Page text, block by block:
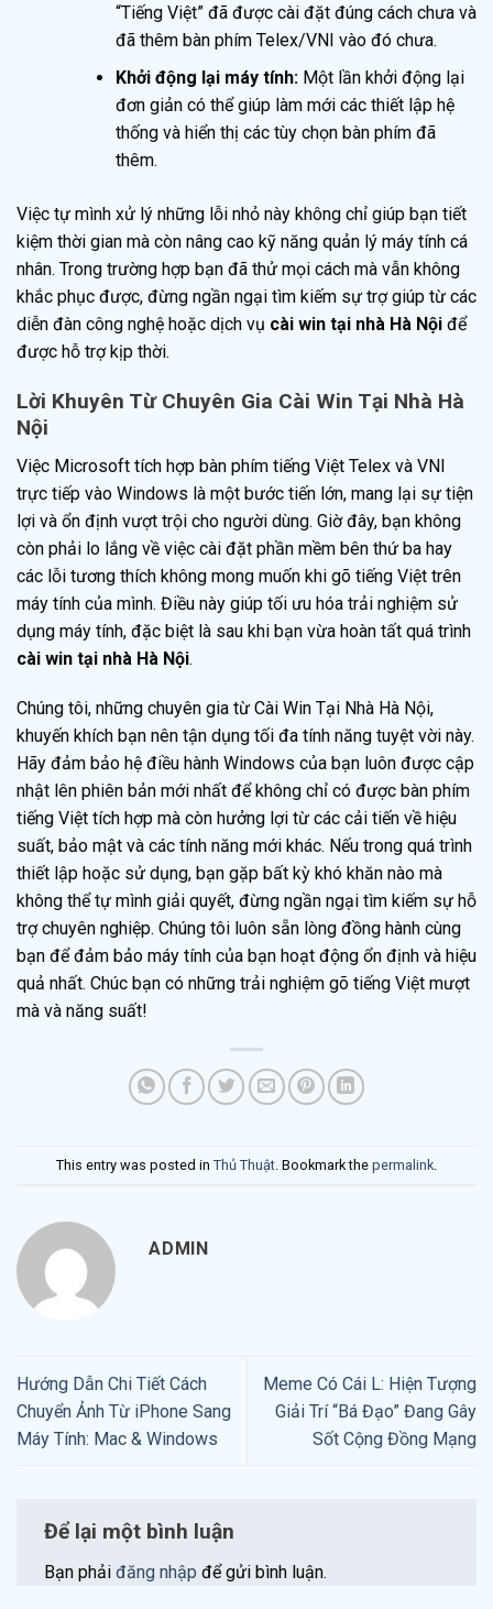
“Tiếng Việt” đã được cài đặt đúng cách chưa và
đã thêm bàn phím Telex/VNI vào đó chưa.
Khởi động lại máy tính:Một lần khởi động lại
đơn giản có thể giúp làm mới các thiết lập hệ
thống và hiển thị các tùy chọn bàn phím đã
thêm.
Việc tự mình xử lý những lỗi nhỏ này không chỉ giúp bạn tiết
kiệm thời gian mà còn nâng cao kỹ năng quản lý máy tính cá
nhân. Trong trường hợp bạn đã thử mọi cách mà vẫn không
khắc phục được, đừng ngần ngại tìm kiếm sự trợ giúp từ các
diễn đàn công nghệ hoặc dịch vụ cài win tại nhà Hà Nội để
được hỗ trợ kịp thời.
Lời Khuyên Từ Chuyên Gia Cài Win Tại Nhà Hà
Nội
Việc Microsoft tích hợp bàn phím tiếng Việt Telex và VNI
trực tiếp vào Windows là một bước tiến lớn, mang lại sự tiện
lợi và ổn định vượt trội cho người dùng. Giờ đây, bạn không
còn phải lo lắng về việc cài đặt phần mềm bên thứ ba hay
các lỗi tương thích không mong muốn khi gõ tiếng Việt trên
máy tính của mình. Điều này giúp tối ưu hóa trải nghiệm sử
dụng máy tính, đặc biệt là sau khi bạn vừa hoàn tất quá trình
cài win tại nhà Hà Nội.
Chúng tôi, những chuyên gia từ Cài Win Tại Nhà Hà Nội,
khuyến khích bạn nên tận dụng tối đa tính năng tuyệt vời này.
Hãy đảm bảo hệ điều hành Windows của bạn luôn được cập
nhật lên phiên bản mới nhất để không chỉ có được bàn phím
tiếng Việt tích hợp mà còn hưởng lợi từ các cải tiến về hiệu
suất, bảo mật và các tính năng mới khác. Nếu trong quá trình
thiết lập hoặc sử dụng, bạn gặp bất kỳ khó khăn nào mà
không thể tự mình giải quyết, đừng ngần ngại tìm kiếm sự hỗ
trợ chuyên nghiệp. Chúng tôi luôn sẵn lòng đồng hành cùng
bạn để đảm bảo máy tính của bạn hoạt động ổn định và hiệu
quả nhất. Chúc bạn có những trải nghiệm gõ tiếng Việt mượt
mà và năng suất!
This entry was posted in Thủ Thuật . Bookmark the permalink
ADMIN
Hướng Dẫn Chi Tiết Cách
Chuyển Ảnh Từ iPhone Sang
Máy Tính: Mac & Windows
Meme Có Cái L: Hiện Tượng
Giải Trí “Bá Đạo” Đang Gây
Sốt Cộng Đồng Mạng
Để lại một bình luận
Bạn phải đăng nhập để gửi bình luận.